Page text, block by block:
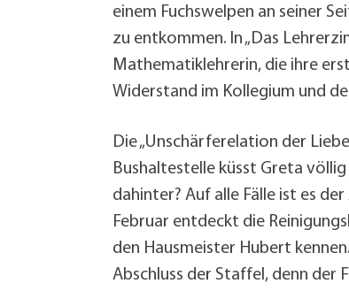
einem Fuchswelpen an seiner
zu entkommen. In „Das
Mathematiklehrerin, die ihre
Widerstand im Kollegium und
Die „Unschärferelation der
Bushaltestelle küsst Greta
dahinter? Auf alle Fälle ist es
Februar entdeckt die
den Hausmeister Hubert
Abschluss der Staffel, denn der